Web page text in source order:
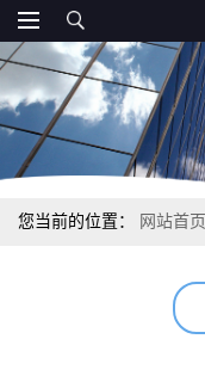
您当前的位置： 网站首页